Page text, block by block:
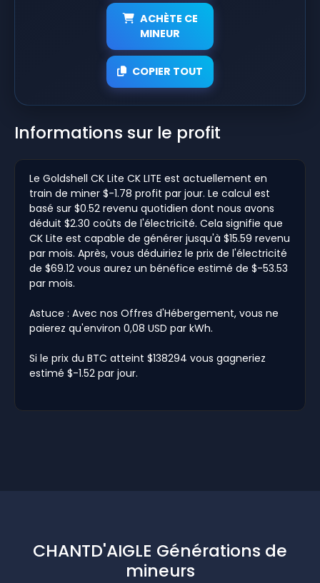
ACHÈTE CE
MINEUR
COPIER TOUT
Informations sur le profit
Le Goldshell CK Lite CK LITE est actuellement en
train de miner $-1.78 profit par jour. Le calcul est
basé sur $0.52 revenu quotidien dont nous avons
déduit $2.30 coûts de l'électricité. Cela signifie que
CK Lite est capable de générer jusqu'à $15.59 revenu
par mois. Après, vous déduiriez le prix de l'électricité
de $69.12 vous aurez un bénéfice estimé de $-53.53
par mois.
Astuce : Avec nos Offres d'Hébergement, vous ne
paierez qu'environ 0,08 USD par kWh.
Si le prix du BTC atteint $138294 vous gagneriez
estimé $-1.52 par jour.
CHANTD'AIGLE Générations de
mineurs